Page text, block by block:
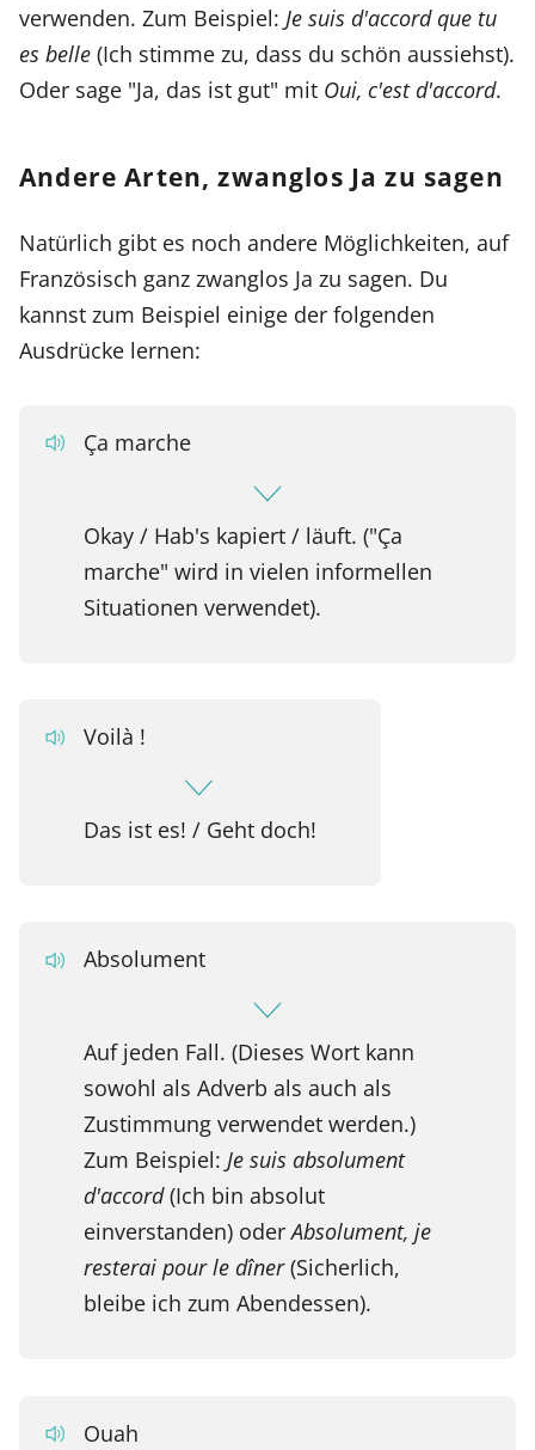
verwenden. Zum Beispiel: Je suis d'accord que tu
es belle (Ich stimme zu, dass du schön aussiehst).
Oder sage "Ja, das ist gut" mit Oui, c'est d'accord.
Andere Arten, zwanglos Ja zu sagen
Natürlich gibt es noch andere Möglichkeiten, auf
Französisch ganz zwanglos Ja zu sagen. Du
kannst zum Beispiel einige der folgenden
Ausdrücke lernen:
Ça marche
Okay / Hab's kapiert / läuft. ("Ça
marche" wird in vielen informellen
Situationen verwendet).
Voilà !
Das ist es! / Geht doch!
Absolument
Auf jeden Fall. (Dieses Wort kann
sowohl als Adverb als auch als
Zustimmung verwendet werden.)
Zum Beispiel: Je suis absolument
d'accord(Ich bin absolut
einverstanden) oderAbsolument, je
resterai pour le dîner(Sicherlich,
bleibe ich zum Abendessen).
Ouah